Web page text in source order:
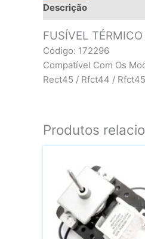
Descrição
FUSÍVEL
Código: 172296
Compatível Com Os
Rect45 / Rfct44 /
Produtos